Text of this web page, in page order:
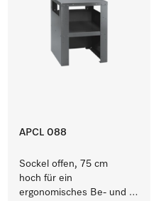
APCL 088
Sockel offen, 75 cm
hoch für ein
ergonomisches Be- und